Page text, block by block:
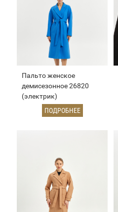
Пальто женское
демисезонное 26820
(электрик)
ПОДРОБНЕЕ